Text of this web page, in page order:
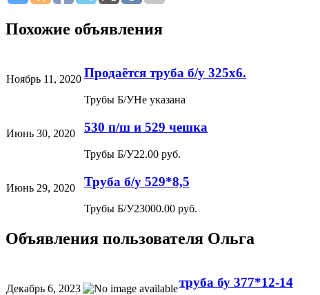
Похожие объявления
Ноябрь 11, 2020 Продаётся труба б/у 325х6.
Трубы Б/УНе указана
Июнь 30, 2020 530 п/ш и 529 чешка
Трубы Б/У22.00 руб.
Июнь 29, 2020 Труба б/у 529*8,5
Трубы Б/У23000.00 руб.
Объявления пользователя Ольга
Декабрь 6, 2023 труба бу 377*12-14